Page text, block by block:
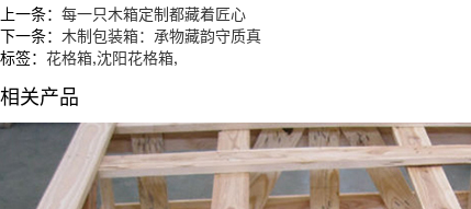
上一条： 每一只木箱定制都藏着匠心
下一条： 木制包装箱：承物藏韵守质真
标签： 花格箱,沈阳花格箱,
相关产品